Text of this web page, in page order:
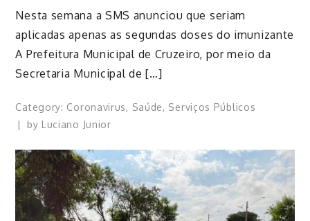
Nesta semana a SMS anunciou que seriam
aplicadas apenas as segundas doses do imunizante
A Prefeitura Municipal de Cruzeiro, por meio da
Secretaria Municipal de […]
Category: Coronavirus, Saúde, Serviços Públicos
by Luciano Junior